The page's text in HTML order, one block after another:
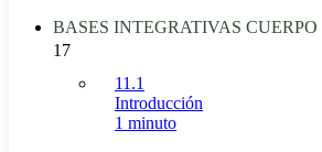
BASES INTEGRATIVAS
17
11.1
Introducción
1 minuto